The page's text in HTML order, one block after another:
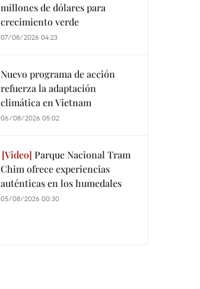
millones de dólares para
crecimiento verde
07/08/2026 04:23
Nuevo programa de acción
refuerza la adaptación
climática en Vietnam
06/08/2026 05:02
Parque Nacional Tram
Chim ofrece experiencias
auténticas en los humedales
05/08/2026 00:30